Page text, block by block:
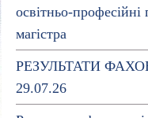
освітньо-
магістра
РЕЗУЛЬТАТИ
29.07.26